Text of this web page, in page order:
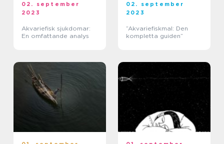
02. september
2023
Akvariefisk sjukdomar:
En omfattande analys
02. september
2023
”Akvariefiskmal: Den
kompletta guiden”